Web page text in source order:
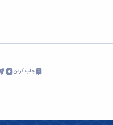
چاپ کردن